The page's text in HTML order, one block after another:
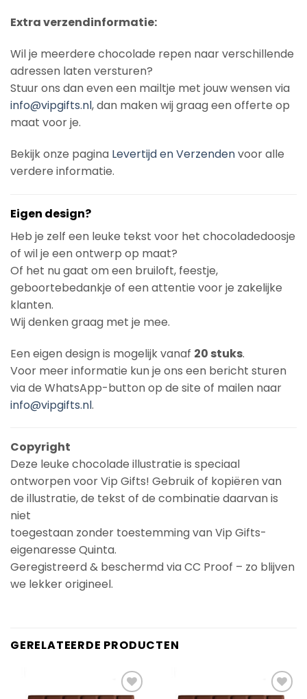
Extra verzendinformatie:
Wil je meerdere chocolade repen naar verschillende
adressen laten versturen?
Stuur ons dan even een mailtje met jouw wensen via
info@vipgifts.nl, dan maken wij graag een offerte op
maat voor je.
Bekijk onze pagina Levertijd en Verzendenvoor alle
verdere informatie.
Eigen design?
Heb je zelf een leuke tekst voor het chocoladedoosje
of wil je een ontwerp op maat?
Of het nu gaat om een bruiloft, feestje,
geboortebedankje of een attentie voor je zakelijke
klanten.
Wij denken graag met je mee.
Een eigen design is mogelijk vanaf 20 stuks.
Voor meer informatie kun je ons een bericht sturen
via de WhatsApp-button op de site of mailen naar
info@vipgifts.nl.
Copyright
Deze leuke chocolade illustratie is speciaal
ontworpen voor Vip Gifts! Gebruik of kopiëren van
de illustratie, de tekst of de combinatie daarvan is
niet
toegestaan zonder toestemming van Vip Gifts-
eigenaresse Quinta.
Geregistreerd & beschermd via CC Proof – zo blijven
we lekker origineel.
GERELATEERDE PRODUCTEN